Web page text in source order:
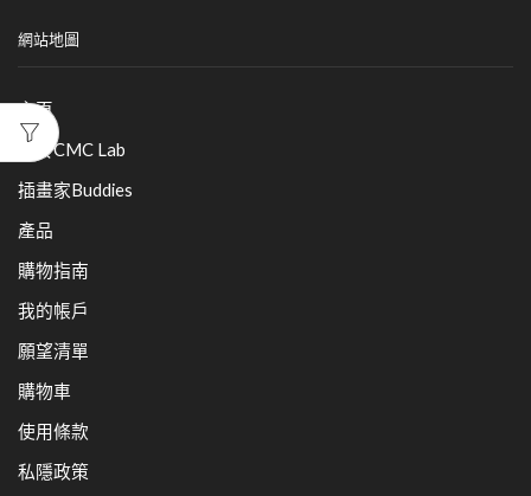
網站地圖
主頁
關於CMC Lab
插畫家Buddies
產品
購物指南
我的帳戶
願望清單
購物車
使用條款
私隱政策